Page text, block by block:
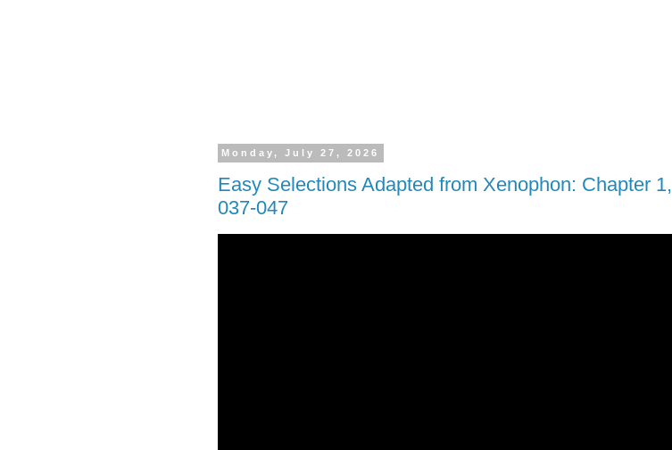
Monday, July 27, 2026
Easy Selections Adapted from Xenophon: Chapter 1,
037-047